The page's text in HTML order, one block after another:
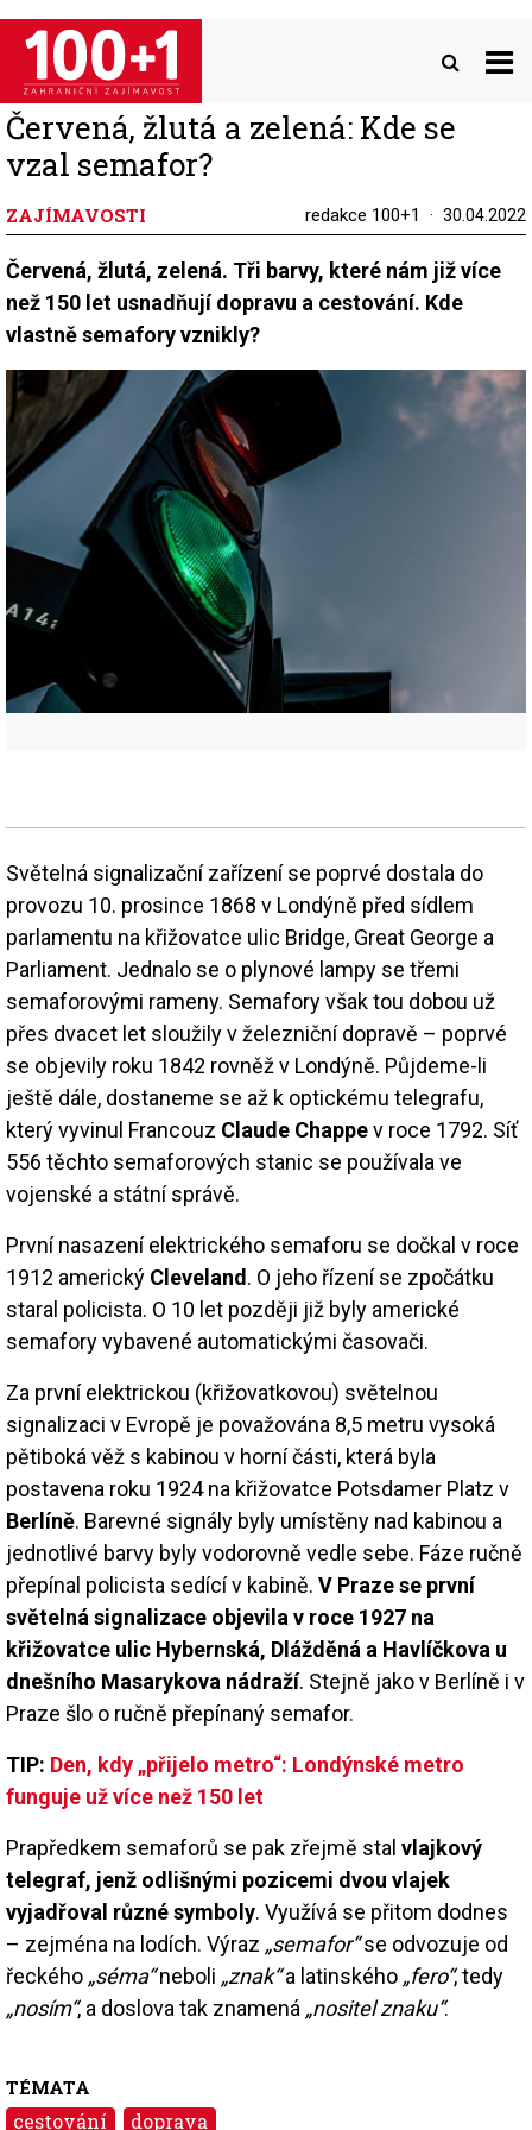
Přejít
hlavnímu
obsahu
Červená, žlutá a zelená: Kde se
vzal semafor?
ZAJÍMAVOSTI redakce 100+1 30.04.2022
Červená, žlutá, zelená. Tři barvy, které nám již více
než 150 let usnadňují dopravu a cestování. Kde
vlastně semafory vznikly?
Světelná signalizační zařízení se poprvé dostala do
provozu 10. prosince 1868 v Londýně před sídlem
parlamentu na křižovatce ulic Bridge, Great George a
Parliament. Jednalo se o plynové lampy se třemi
semaforovými rameny. Semafory však tou dobou už
přes dvacet let sloužily v železniční dopravě – poprvé
se objevily roku 1842 rovněž v Londýně. Půjdeme-li
ještě dále, dostaneme se až k optickému telegrafu,
který vyvinul Francouz Claude Chappev roce 1792. Síť
556 těchto semaforových stanic se používala ve
vojenské a státní správě.
První nasazení elektrického semaforu se dočkal v roce
1912 americký Cleveland. O jeho řízení se zpočátku
staral policista. O 10 let později již byly americké
semafory vybavené automatickými časovači.
Za první elektrickou (křižovatkovou) světelnou
signalizaci v Evropě je považována 8,5 metru vysoká
pětiboká věž s kabinou v horní části, která byla
postavena roku 1924 na křižovatce Potsdamer Platz v
Berlíně. Barevné signály byly umístěny nad kabinou a
jednotlivé barvy byly vodorovně vedle sebe. Fáze ručně
přepínal policista sedící v kabině. V Praze se první
světelná signalizace objevila v roce 1927 na
křižovatce ulic Hybernská, Dlážděná a Havlíčkova u
dnešního Masarykova nádraží. Stejně jako v Berlíně i v
Praze šlo o ručně přepínaný semafor.
TIP: Den, kdy „přijelo metro“: Londýnské metro
funguje už více než 150 let
Prapředkem semaforů se pak zřejmě stal vlajkový
telegraf, jenž odlišnými pozicemi dvou vlajek
vyjadřoval různé symboly. Využívá se přitom dodnes
– zejména na lodích. Výraz „semafor“se odvozuje od
řeckého „séma“neboli „znak“a latinského „fero“, tedy
„nosím“, a doslova tak znamená „nositel znaku“.
TÉMATA
cestování doprava